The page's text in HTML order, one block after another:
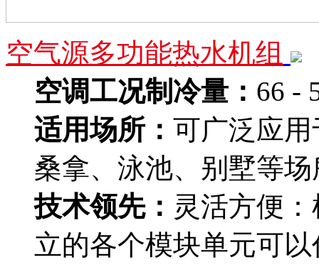
空气源多功能热水机组
空调工况制冷量： 66 -
适用场所： 可广泛应
桑拿、泳池、别墅等场
技术领先： 灵活方便
立的各个模块单元可